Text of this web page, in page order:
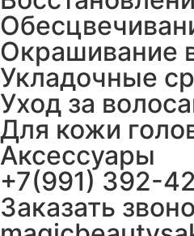
Окрашивание
Укладочные
Уход за
Для кожи
Аксессуары
+7(991) 392-
Заказать